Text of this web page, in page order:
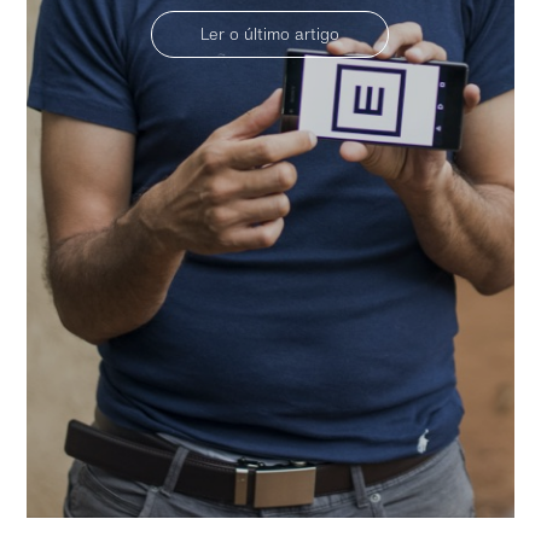
Ler o último artigo